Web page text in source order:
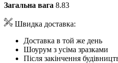
Загальна вага 8.83
Швидка доставка:
Доставка в той же день
Шоурум з усіма зразками
Після закінчення